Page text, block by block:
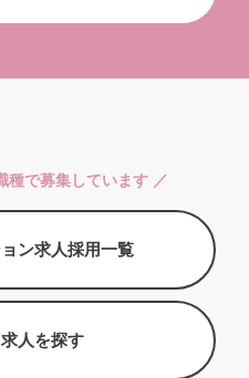
種で募集しています ／
ン求人採用一覧
人を探す